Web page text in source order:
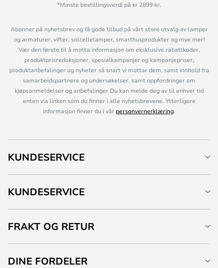
*Minste bestillingsverdi på kr 2899 kr.
Abonner på nyhetsbrev og få gode tilbud på vårt store utvalg av lamper
og armaturer, vifter, solcellelamper, smarthusprodukter og mye mer!
Vær den første til å motta informasjon om eksklusive rabattkoder,
produktprisreduksjoner, spesialkampanjer og kampanjepriser,
produktanbefalinger og nyheter så snart vi mottar dem, samt innhold fra
samarbeidspartnere og undersøkelser, samt oppfordringer om
kjøpsanmeldelser og anbefalinger.Du kan melde deg av til enhver tid
enten via linken som du finner i alle nyhetsbrevene. Ytterligere
informasjon finner du i vår personvernerklæring.
KUNDESERVICE
KUNDESERVICE
FRAKT OG RETUR
DINE FORDELER